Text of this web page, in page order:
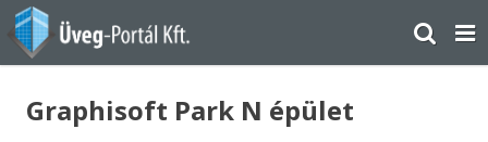
Graphisoft Park N épület